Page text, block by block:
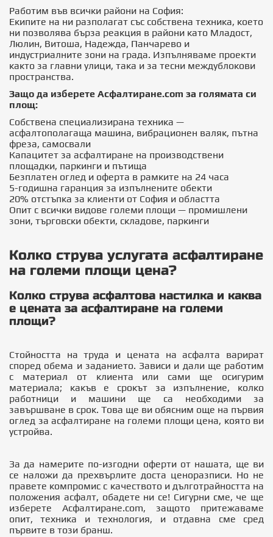
Работим във всички райони на София:
Екипите на ни разполагат със собствена техника, което
ни позволява бърза реакция в райони като Младост,
Люлин, Витоша, Надежда, Панчарево и
индустриалните зони на града. Изпълняваме проекти
както за главни улици, така и за тесни междублокови
пространства.
Защо да изберете Асфалтиране.com за голямата си
площ:
Собствена специализирана техника —
асфалтополагаща машина, вибрационен валяк, пътна
фреза, самосвали
Капацитет за асфалтиране на производствени
площадки, паркинги и пътища
Безплатен оглед и оферта в рамките на 24 часа
5-годишна гаранция за изпълнените обекти
20% отстъпка за клиенти от София и областта
Опит с всички видове големи площи — промишлени
зони, търговски обекти, складове, паркинги
Колко струва услугата асфалтиране
на големи площи цена?
Колко струва асфалтова настилка и каква
е цената за асфалтиране на големи
площи?
Стойността на труда и цената на асфалта варират
според обема и заданието. Зависи и дали ще работим
с материал от клиента или сами ще осигурим
материала; какъв е срокът за изпълнение, колко
работници и машини ще са необходими за
завършване в срок. Това ще ви обясним още на първия
оглед за асфалтиране на големи площи цена, която ви
устройва.
За да намерите по-изгодни оферти от нашата, ще ви
се наложи да прехвърлите доста ценоразписи. Но не
правете компромис с качеството и дълготрайността на
положения асфалт, обадете ни се! Сигурни сме, че ще
изберете Асфалтиране.com, защото притежаваме
опит, техника и технология, и отдавна сме сред
първите в този бранш.